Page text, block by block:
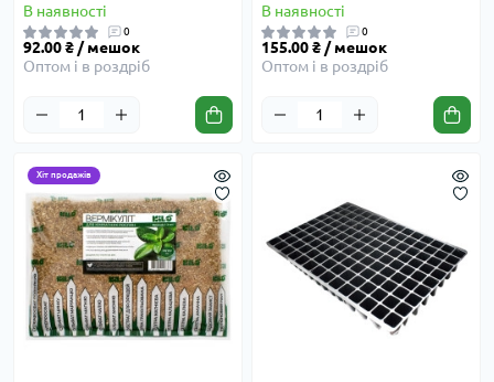
В наявності
0
92.00 ₴ / мешок
Оптом і в роздріб
В наявності
0
155.00 ₴ / мешок
Оптом і в роздріб
Хіт продажів